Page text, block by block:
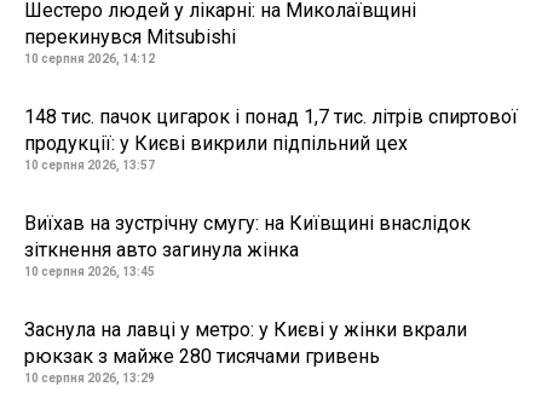
Шестеро людей у лікарні: на Миколаївщині
перекинувся Mitsubishi
10 серпня 2026, 14:12
148 тис. пачок цигарок і понад 1,7 тис. літрів спиртової
продукції: у Києві викрили підпільний цех
10 серпня 2026, 13:57
Виїхав на зустрічну смугу: на Київщині внаслідок
зіткнення авто загинула жінка
10 серпня 2026, 13:45
Заснула на лавці у метро: у Києві у жінки вкрали
рюкзак з майже 280 тисячами гривень
10 серпня 2026, 13:29